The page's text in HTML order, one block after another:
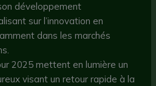
développement
sur l’innovation en
dans les marchés
2025 mettent en lumière un
visant un retour rapide à la